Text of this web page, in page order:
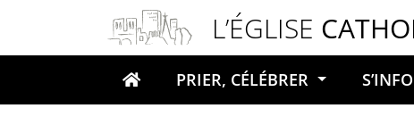
L’ÉGLISE
Votre recherche
PRIER, CÉLÉBRER
Panneau de gestion des cookies